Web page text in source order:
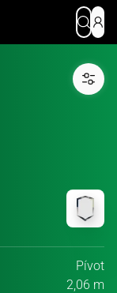
Pívot
2,06 m